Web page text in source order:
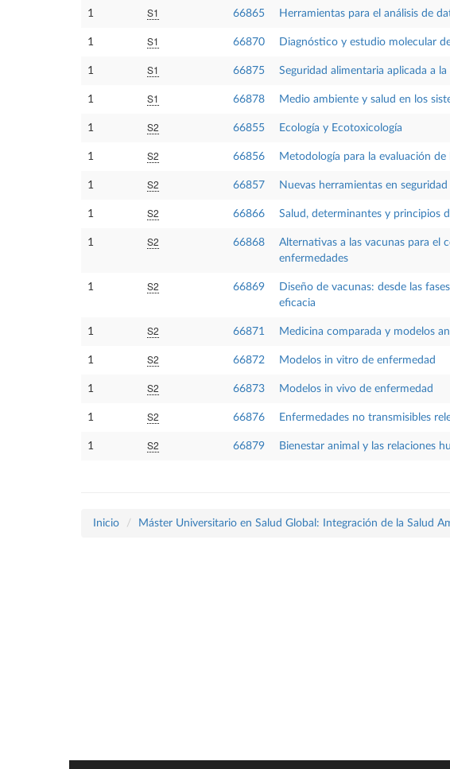
1 S1 66865 Herramientas para el análisis de
1 S1 66870 Diagnóstico y estudio molecular
1 S1 66875 Seguridad alimentaria aplicada a la
1 S1 66878 Medio ambiente y salud en los
1 S2 66855 Ecología y Ecotoxicología
1 S2 66856 Metodología para la evaluación de
1 S2 66857 Nuevas herramientas en
1 S2 66866 Salud, determinantes y principios
1 S2 66868
Alternativas a las vacunas para el
enfermedades
1 S2 66869
Diseño de vacunas: desde las
eficacia
1 S2 66871 Medicina comparada y modelos
1 S2 66872 Modelos in vitro de enfermedad
1 S2 66873 Modelos in vivo de enfermedad
1 S2 66876 Enfermedades no transmisibles
1 S2 66879 Bienestar animal y las relaciones
Inicio Máster Universitario en Salud Global: Integración de la Salud